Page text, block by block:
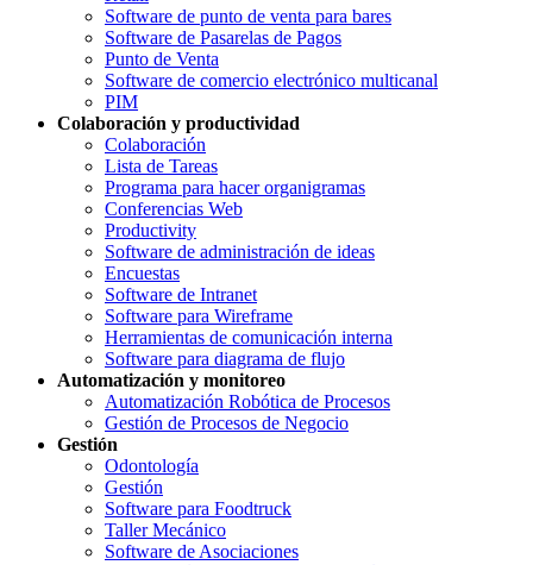
Software de punto de venta para bares
Software de Pasarelas de Pagos
Punto de Venta
Software de comercio electrónico multicanal
PIM
Colaboración y productividad
Colaboración
Lista de Tareas
Programa para hacer organigramas
Conferencias Web
Productivity
Software de administración de ideas
Encuestas
Software de Intranet
Software para Wireframe
Herramientas de comunicación interna
Software para diagrama de flujo
Automatización y monitoreo
Automatización Robótica de Procesos
Gestión de Procesos de Negocio
Gestión
Odontología
Gestión
Software para Foodtruck
Taller Mecánico
Software de Asociaciones